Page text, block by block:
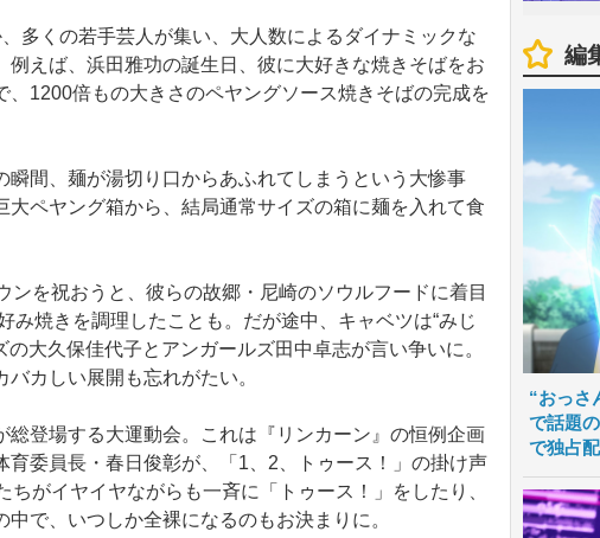
多くの若手芸人が集い、大人数によるダイナミックな
えば、浜田雅功の誕生日、彼に大好きな焼きそばをお
、1200倍もの大きさのペヤングソース焼きそばの完成を
間、麺が湯切り口からあふれてしまうという大惨事
大ペヤング箱から、結局通常サイズの箱に麺を入れて食
を祝おうと、彼らの故郷・尼崎のソウルフードに着目
み焼きを調理したことも。だが途中、キャベツは“みじ
の大久保佳代子とアンガールズ田中卓志が言い争いに。
カしい展開も忘れがたい。
登場する大運動会。これは『リンカーン』の恒例企画
育委員長・春日俊彰が、「1、2、トゥース！」の掛け声
がイヤイヤながらも一斉に「トゥース！」をしたり、
で、いつしか全裸になるのもお決まりに。
編
“おっ
で話題
で独占